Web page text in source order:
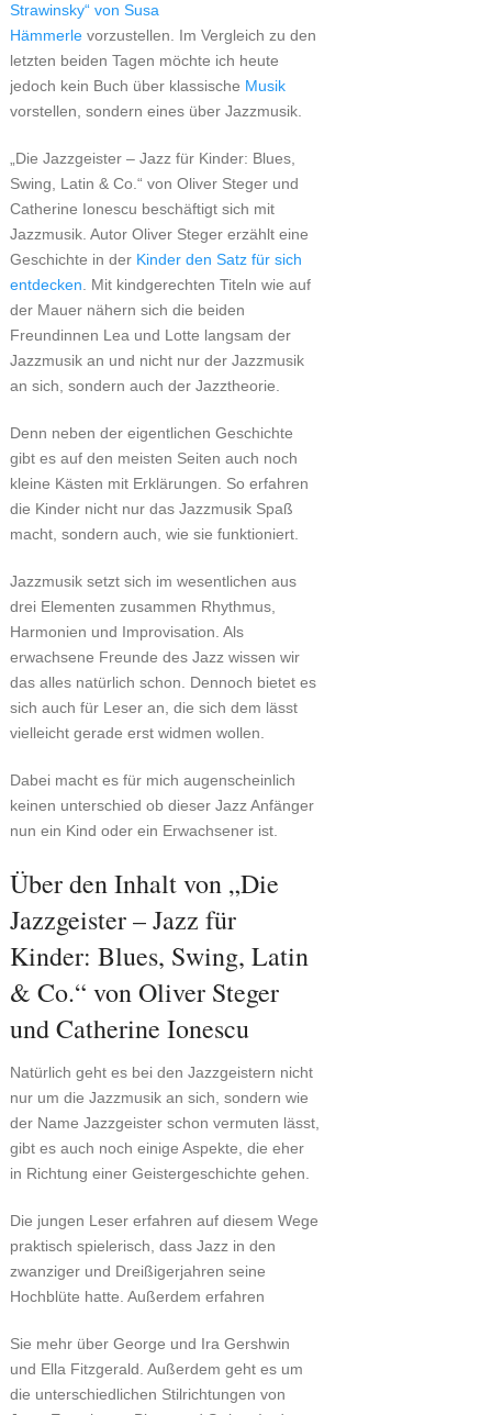
Strawinsky“ von Susa
Hämmerlevorzustellen. Im Vergleich zu den
letzten beiden Tagen möchte ich heute
jedoch kein Buch über klassische Musik
vorstellen, sondern eines über Jazzmusik.
„Die Jazzgeister – Jazz für Kinder: Blues,
Swing, Latin & Co.“ von Oliver Steger und
Catherine Ionescu beschäftigt sich mit
Jazzmusik. Autor Oliver Steger erzählt eine
Geschichte in der Kinder den Satz für sich
entdecken . Mit kindgerechten Titeln wie auf
der Mauer nähern sich die beiden
Freundinnen Lea und Lotte langsam der
Jazzmusik an und nicht nur der Jazzmusik
an sich, sondern auch der Jazztheorie.
Denn neben der eigentlichen Geschichte
gibt es auf den meisten Seiten auch noch
kleine Kästen mit Erklärungen. So erfahren
die Kinder nicht nur das Jazzmusik Spaß
macht, sondern auch, wie sie funktioniert.
Jazzmusik setzt sich im wesentlichen aus
drei Elementen zusammen Rhythmus,
Harmonien und Improvisation. Als
erwachsene Freunde des Jazz wissen wir
das alles natürlich schon. Dennoch bietet es
sich auch für Leser an, die sich dem lässt
vielleicht gerade erst widmen wollen.
Dabei macht es für mich augenscheinlich
keinen unterschied ob dieser Jazz Anfänger
nun ein Kind oder ein Erwachsener ist.
Über den Inhalt von „Die
Jazzgeister – Jazz für
Kinder: Blues, Swing, Latin
& Co.“ von Oliver Steger
und Catherine Ionescu
Natürlich geht es bei den Jazzgeistern nicht
nur um die Jazzmusik an sich, sondern wie
der Name Jazzgeister schon vermuten lässt,
gibt es auch noch einige Aspekte, die eher
in Richtung einer Geistergeschichte gehen.
Die jungen Leser erfahren auf diesem Wege
praktisch spielerisch, dass Jazz in den
zwanziger und Dreißigerjahren seine
Hochblüte hatte. Außerdem erfahren
Sie mehr über George und Ira Gershwin
und Ella Fitzgerald. Außerdem geht es um
die unterschiedlichen Stilrichtungen von